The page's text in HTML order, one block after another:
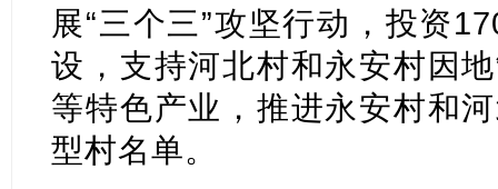
展“三个三”攻坚行动，投资
设，支持河北村和永安村因
等特色产业，推进永安村和
型村名单。